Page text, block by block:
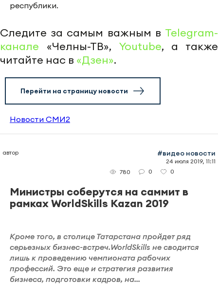
республики.
Следите за самым важным в Telegram-
канале «Челны-ТВ», Youtube, а также
читайте нас в «Дзен».
Перейти на страницу новости
Новости СМИ2
автор #видео новости
24 июля 2019, 11:11
780
0 0
Министры соберутся на саммит в
рамках WorldSkills Kazan 2019
Кроме того, в столице Татарстана пройдет ряд
серьезных бизнес-встреч.WorldSkills не сводится
лишь к проведению чемпионата рабочих
профессий. Это еще и стратегия развития
бизнеса, подготовки кадров, на...